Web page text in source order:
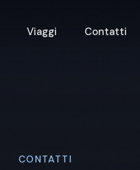
Viaggi Contatti
CONTATTI